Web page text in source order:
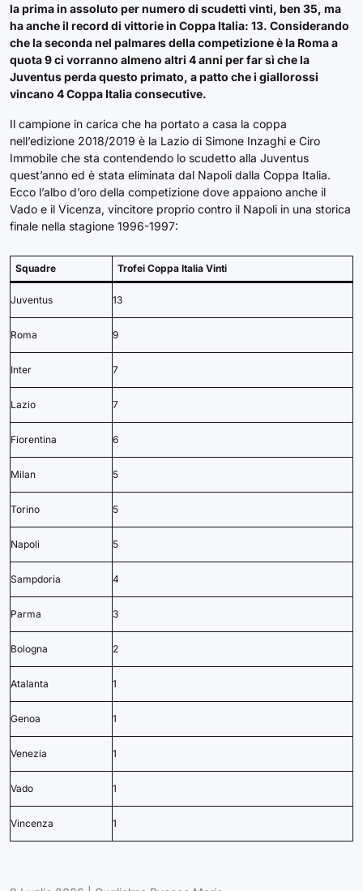
la prima in assoluto per numero di scudetti vinti, ben 35, ma
ha anche il record di vittorie in Coppa Italia: 13. Considerando
che la seconda nel palmares della competizione è la Roma a
quota 9 ci vorranno almeno altri 4 anni per far sì che la
Juventus perda questo primato, a patto che i giallorossi
vincano 4 Coppa Italia consecutive.
Il campione in carica che ha portato a casa la coppa
nell’edizione 2018/2019 è la Lazio di Simone Inzaghi e Ciro
Immobile che sta contendendo lo scudetto alla Juventus
quest’anno ed è stata eliminata dal Napoli dalla Coppa Italia.
Ecco l’albo d’oro della competizione dove appaiono anche il
Vado e il Vicenza, vincitore proprio contro il Napoli in una storica
finale nella stagione 1996-1997:
Squadre Trofei Coppa Italia Vinti
Juventus 13
Roma 9
Inter 7
Lazio 7
Fiorentina 6
Milan 5
Torino 5
Napoli 5
Sampdoria 4
Parma 3
Bologna 2
Atalanta 1
Genoa 1
Venezia 1
Vado 1
Vincenza 1